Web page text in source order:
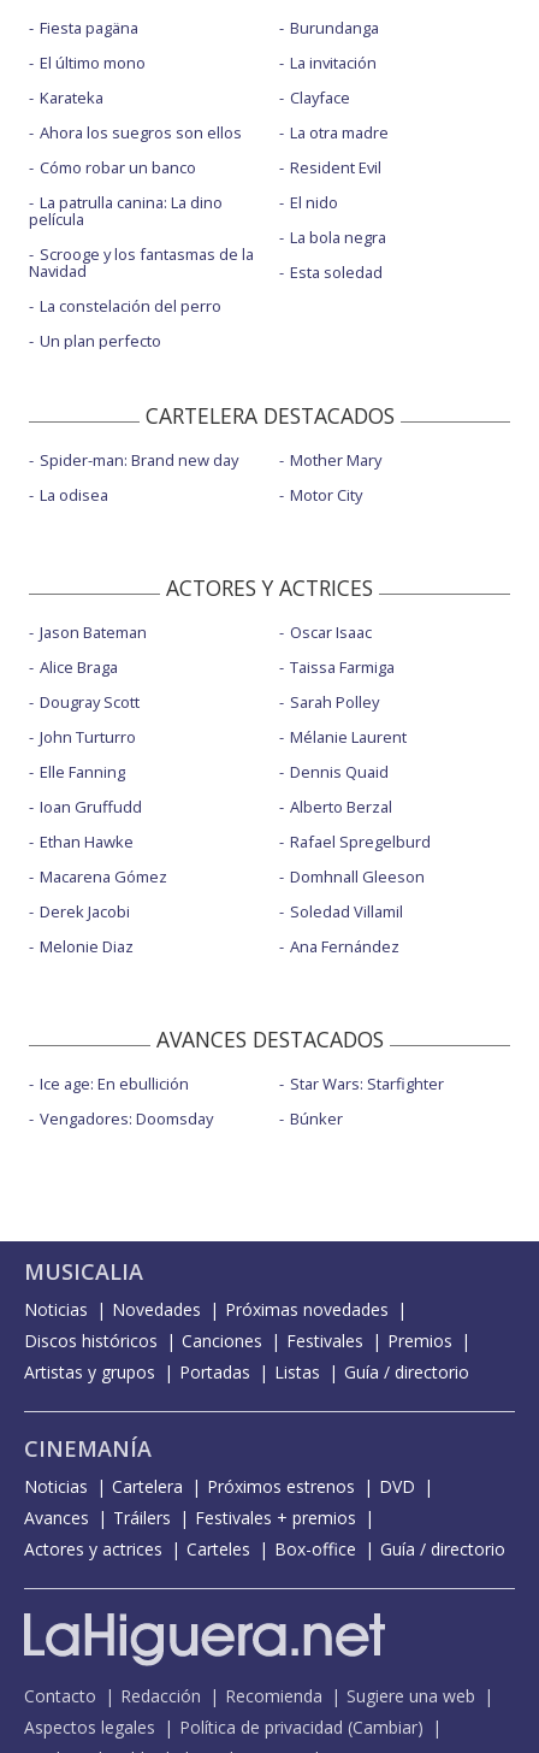
Fiesta pagäna
El último mono
Karateka
Ahora los suegros son ellos
Cómo robar un banco
La patrulla canina: La dino
película
Scrooge y los fantasmas de la
Navidad
La constelación del perro
Un plan perfecto
Burundanga
La invitación
Clayface
La otra madre
Resident Evil
El nido
La bola negra
Esta soledad
CARTELERA DESTACADOS
Spider-man: Brand new day
La odisea
Mother Mary
Motor City
ACTORES Y ACTRICES
Jason Bateman
Alice Braga
Dougray Scott
John Turturro
Elle Fanning
Ioan Gruffudd
Ethan Hawke
Macarena Gómez
Derek Jacobi
Melonie Diaz
Oscar Isaac
Taissa Farmiga
Sarah Polley
Mélanie Laurent
Dennis Quaid
Alberto Berzal
Rafael Spregelburd
Domhnall Gleeson
Soledad Villamil
Ana Fernández
AVANCES DESTACADOS
Ice age: En ebullición
Vengadores: Doomsday
Star Wars: Starfighter
Búnker
MUSICALIA
Noticias Novedades
Próximas novedades
Discos históricos
Canciones Festivales
Premios
Artistas y grupos
Portadas Listas Guía / directorio
CINEMANÍA
Noticias Cartelera Próximos estrenos
DVD
Avances
Tráilers
Festivales + premios
Actores y actrices
Carteles Box-office Guía / directorio
Contacto Redacción Recomienda
Sugiere una web
Aspectos legales
Política de privacidad (Cambiar)